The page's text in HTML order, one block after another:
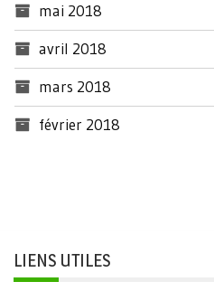
mai 2018
avril 2018
mars 2018
février 2018
LIENS UTILES